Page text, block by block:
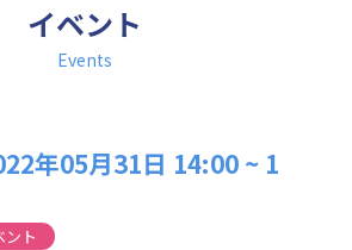
イベント
Events
年05月31日 14:00 ~ 1
ント